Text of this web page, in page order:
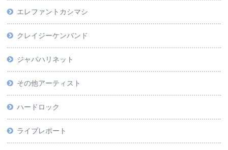
エレファントカシマシ
クレイジーケンバンド
ジャパハリネット
その他アーティスト
ハードロック
ライブレポート